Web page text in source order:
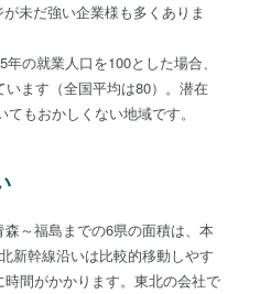
が未だ強い企業様も多くありま
の就業人口を100とした場合、
ます（全国平均は80）。潜在
もおかしくない地域です。
～福島までの6県の面積は、本
新幹線沿いは比較的移動しやす
間がかかります。東北の会社で